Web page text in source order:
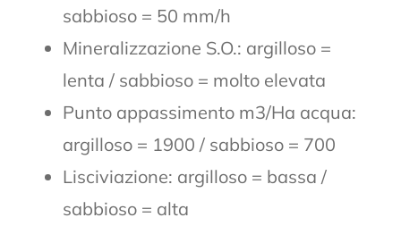
sabbioso = 50 mm/h
Mineralizzazione S.O.: argilloso =
lenta / sabbioso = molto elevata
Punto appassimento m3/Ha acqua:
argilloso = 1900 / sabbioso = 700
Lisciviazione: argilloso = bassa /
sabbioso = alta